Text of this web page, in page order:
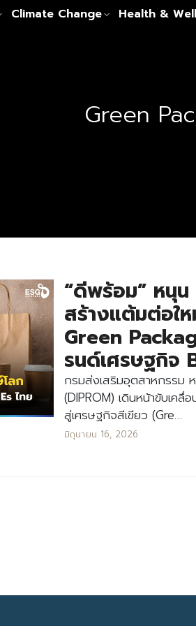
Climate Change Health &
Search
Green
“ดีพร้อม” หนุน
สร้างแต้มต่อใ
Green
รนด์เศรษฐกิจ
กรมส่งเสริมอุตสาหกรรม
(DIPROM) เดินหน้าขับเคลื่
สู่เศรษฐกิจสีเขียว (Gre…
มิถุนายน 16, 2026